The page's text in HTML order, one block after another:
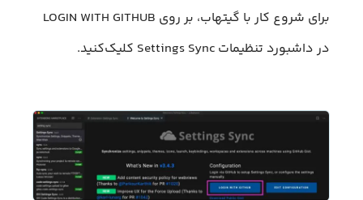
برای شروع کار با گیتهاب، بر روی LOGIN WITH GITHUB
در داشبورد تنظیمات Settings Sync کلیک‌کنید.